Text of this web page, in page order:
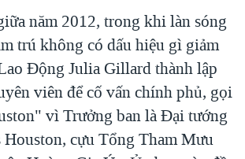
năm 2012, trong khi làn sóng
trú không có dấu hiệu gì giảm
Động Julia Gillard thành lập
viên để cố vấn chính phủ, gọi
vì Trưởng ban là Đại tướng
cựu Tổng Tham Mưu